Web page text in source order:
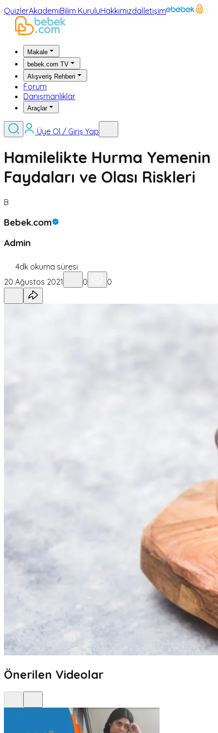
QuizlerAkademiBilim KuruluHakkımızdaİletişim
Makale
bebek.com TV
Alışveriş Rehberi
Forum
Danışmanlıklar
Araçlar
Üye Ol / Giriş Yap
Hamilelikte Hurma Yemenin
Faydaları ve Olası Riskleri
B
Bebek.com
Admin
4dk okuma süresi
20 Ağustos 2021
0 0
Önerilen Videolar